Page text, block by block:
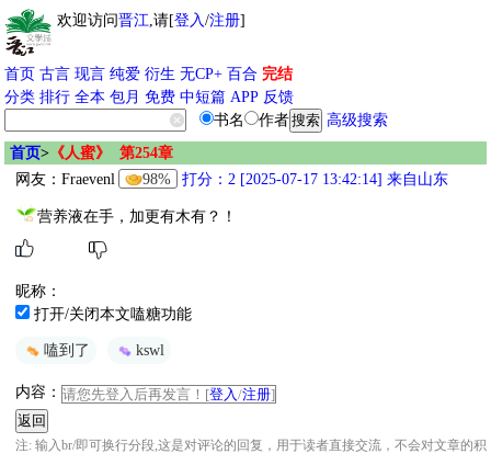
欢迎访问晋江,请[登入/注册]
首页 古言 现言 纯爱 衍生 无CP+ 百合 完结
分类 排行 全本 包月 免费 中短篇 APP 反馈
书名
作者
高级搜索
首页> 《人蜜》 第254章
网友： Fraevenl 98% 打分：2 [2025-07-17 13:42:14] 来自山东
营养液在手，加更有木有？！
昵称：
打开/关闭本文嗑糖功能
嗑到了 kswl
内容： 请您先登入后再发言！[登入/注册]
注: 输入br/即可换行分段,这是对评论的回复，用于读者直接交流，不会对文章的积